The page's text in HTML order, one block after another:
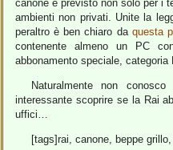
canone è previsto non solo per i
ambienti non privati. Unite la
peraltro è ben chiaro da questa
contenente almeno un PC
abbonamento speciale,
Naturalmente non
interessante scoprire se la Rai
uffici…
[tags]rai, canone, beppe